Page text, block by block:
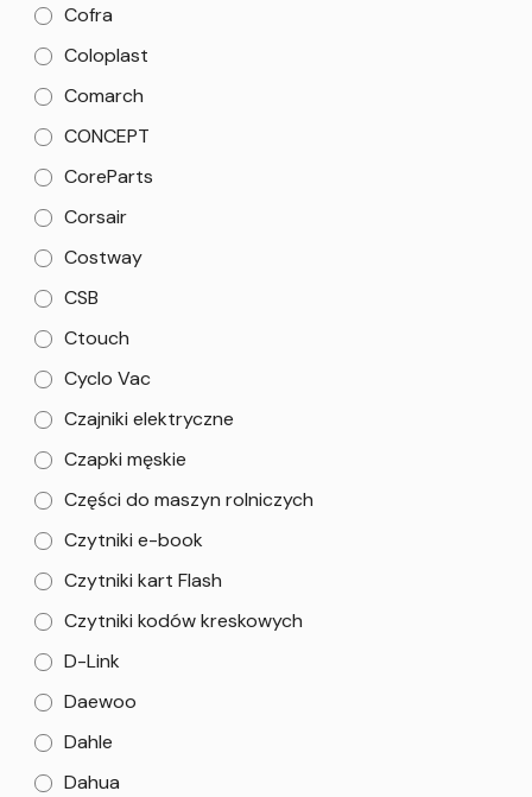
Cofra
Coloplast
Comarch
CONCEPT
CoreParts
Corsair
Costway
CSB
Ctouch
Cyclo Vac
Czajniki elektryczne
Czapki męskie
Części do maszyn rolniczych
Czytniki e-book
Czytniki kart Flash
Czytniki kodów kreskowych
D-Link
Daewoo
Dahle
Dahua